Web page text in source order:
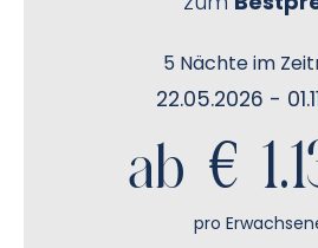
5 Nächte im
22.05.2026 -
ab €
pro